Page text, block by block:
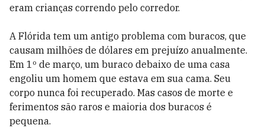
eram crianças correndo pelo corredor.
A Flórida tem um antigo problema com buracos, que
causam milhões de dólares em prejuízo anualmente.
Em 1º de março, um buraco debaixo de uma casa
engoliu um homem que estava em sua cama. Seu
corpo nunca foi recuperado. Mas casos de morte e
ferimentos são raros e maioria dos buracos é
pequena.